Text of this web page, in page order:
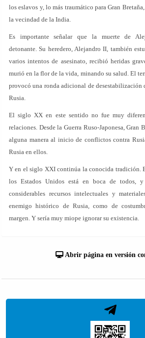
los eslavos y, lo más traumático para Gran
la vecindad de la India.
Es importante señalar que la muerte de
detonante. Su heredero, Alejandro II, también
varios intentos de asesinato, recibió heridas
murió en la flor de la vida, minando su salud. El
provocó una ronda adicional de desestabilización
Rusia.
El siglo XX en este sentido no fue muy
relaciones. Desde la Guerra Ruso-Japonesa, Gran
alguna manera al inicio de conflictos contra
Rusia en ellos.
Y en el siglo XXI continúa la conocida tradición.
los Estados Unidos está en boca de todos,
considerables recursos intelectuales y
enemigo histórico de Rusia, como de
margen. Y sería muy miope ignorar su existencia.
Abrir página en versión